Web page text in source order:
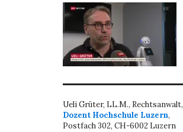
Ueli Grüter, LL.M., Rechtsanwalt,
Dozent Hochschule Luzern,
Postfach 302, CH-6002 Luzern